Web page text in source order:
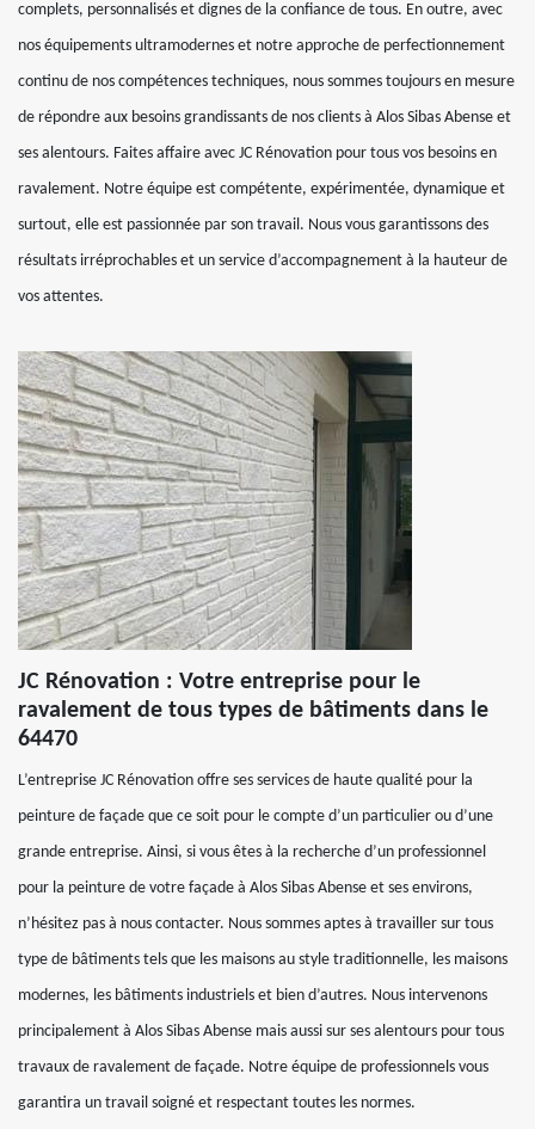
complets, personnalisés et dignes de la confiance de tous. En outre, avec
nos équipements ultramodernes et notre approche de perfectionnement
continu de nos compétences techniques, nous sommes toujours en mesure
de répondre aux besoins grandissants de nos clients à Alos Sibas Abense et
ses alentours. Faites affaire avec JC Rénovation pour tous vos besoins en
ravalement. Notre équipe est compétente, expérimentée, dynamique et
surtout, elle est passionnée par son travail. Nous vous garantissons des
résultats irréprochables et un service d’accompagnement à la hauteur de
vos attentes.
JC Rénovation : Votre entreprise pour le
ravalement de tous types de bâtiments dans le
64470
L’entreprise JC Rénovation offre ses services de haute qualité pour la
peinture de façade que ce soit pour le compte d’un particulier ou d’une
grande entreprise. Ainsi, si vous êtes à la recherche d’un professionnel
pour la peinture de votre façade à Alos Sibas Abense et ses environs,
n’hésitez pas à nous contacter. Nous sommes aptes à travailler sur tous
type de bâtiments tels que les maisons au style traditionnelle, les maisons
modernes, les bâtiments industriels et bien d’autres. Nous intervenons
principalement à Alos Sibas Abense mais aussi sur ses alentours pour tous
travaux de ravalement de façade. Notre équipe de professionnels vous
garantira un travail soigné et respectant toutes les normes.